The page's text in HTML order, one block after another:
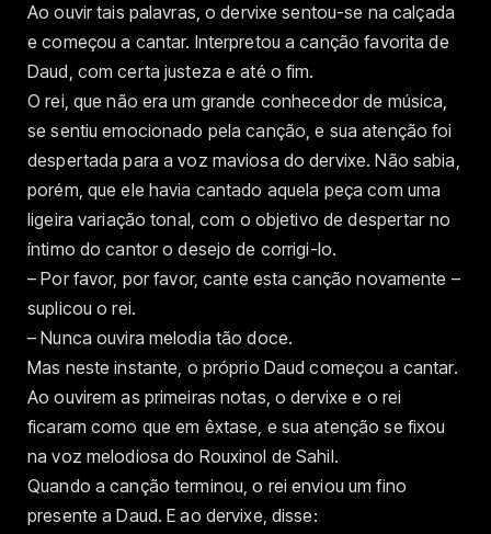
Ao ouvir tais palavras, o dervixe sentou-se na calçada
e começou a cantar. Interpretou a canção favorita de
Daud, com certa justeza e até o fim.
O rei, que não era um grande conhecedor de música,
se sentiu emocionado pela canção, e sua atenção foi
despertada para a voz maviosa do dervixe. Não sabia,
porém, que ele havia cantado aquela peça com uma
ligeira variação tonal, com o objetivo de despertar no
íntimo do cantor o desejo de corrigi-lo.
– Por favor, por favor, cante esta canção novamente –
suplicou o rei.
– Nunca ouvira melodia tão doce.
Mas neste instante, o próprio Daud começou a cantar.
Ao ouvirem as primeiras notas, o dervixe e o rei
ficaram como que em êxtase, e sua atenção se fixou
na voz melodiosa do Rouxinol de Sahil.
Quando a canção terminou, o rei enviou um fino
presente a Daud. E ao dervixe, disse: